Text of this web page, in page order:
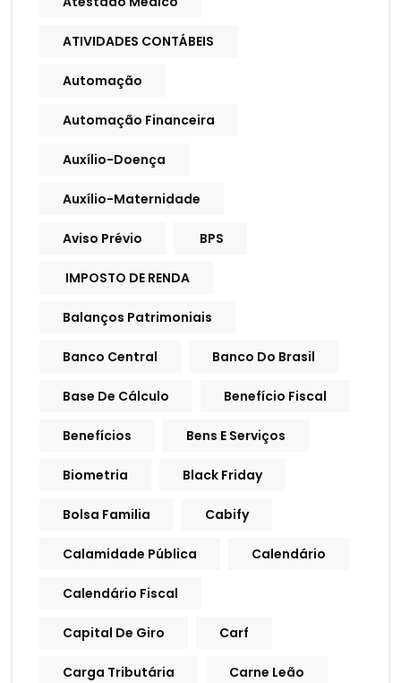
ATIVIDADES CONTÁBEIS
Automação
Automação Financeira
Auxílio-Doença
Auxílio-Maternidade
Aviso Prévio BPS
IMPOSTO DE RENDA
Balanços Patrimoniais
Banco Central Banco Do Brasil
Base De Cálculo Benefício Fiscal
Benefícios Bens E Serviços
Biometria Black Friday
Bolsa Familia Cabify
Calamidade Pública Calendário
Calendário Fiscal
Capital De Giro Carf
Carga Tributária Carne Leão